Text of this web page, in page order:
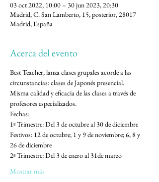
03 oct 2022, 10:00 – 30 jun 2023, 20:30
Madrid, C. San Lamberto, 15, posterior, 28017
Madrid, España
Acerca del evento
Best Teacher, lanza clases grupales acorde a las
circunstancias: clases de Japonés presencial.
Misma calidad y eficacia de las clases a través de
profesores especializados.
Fechas:
1º Trimestre: Del 3 de octubre al 30 de diciembre
Festivos: 12 de octubre; 1 y 9 de noviembre; 6, 8 y
26 de diciembre
2º Trimestre: Del 3 de enero al 31de marzo
Mostrar más